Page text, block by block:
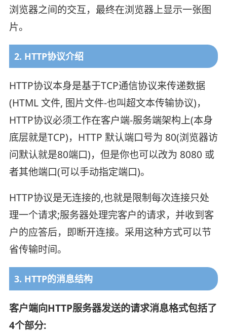
浏览器之间的交互，最终在浏览器上显示一张图
片。
2. HTTP协议介绍
HTTP协议本身是基于TCP通信协议来传递数据
(HTML 文件, 图片文件-也叫超文本传输协议)，
HTTP协议必须工作在客户端-服务端架构上(本身
底层就是TCP)，HTTP 默认端口号为 80(浏览器访
问默认就是80端口)，但是你也可以改为 8080 或
者其他端口(可以手动指定端口)。
HTTP协议是无连接的,也就是限制每次连接只处
理一个请求;服务器处理完客户的请求，并收到客
户的应答后，即断开连接。采用这种方式可以节
省传输时间。
3. HTTP的消息结构
客户端向HTTP服务器发送的请求消息格式包括了
4个部分: